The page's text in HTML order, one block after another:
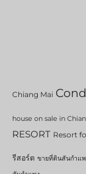
Chiang Mai
house on sale in
RESORT Resort
รีสอร์ต ขายที่ดินสันกำแ